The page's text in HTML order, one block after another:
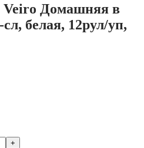
Veiro Домашняя в
белая, 12рул/уп,
+